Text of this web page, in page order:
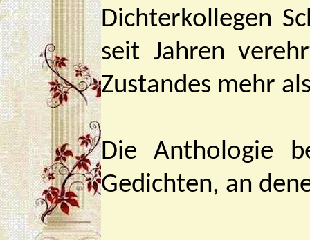
Dichterkollegen
seit Jahren
Zustandes mehr
Die Anthologie
Gedichten, an